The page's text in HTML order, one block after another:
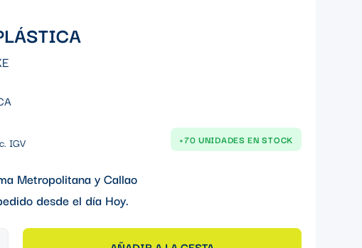
IGV +70 UNIDADES EN STOCK
Metropolitana y Callao
desde el día Hoy.